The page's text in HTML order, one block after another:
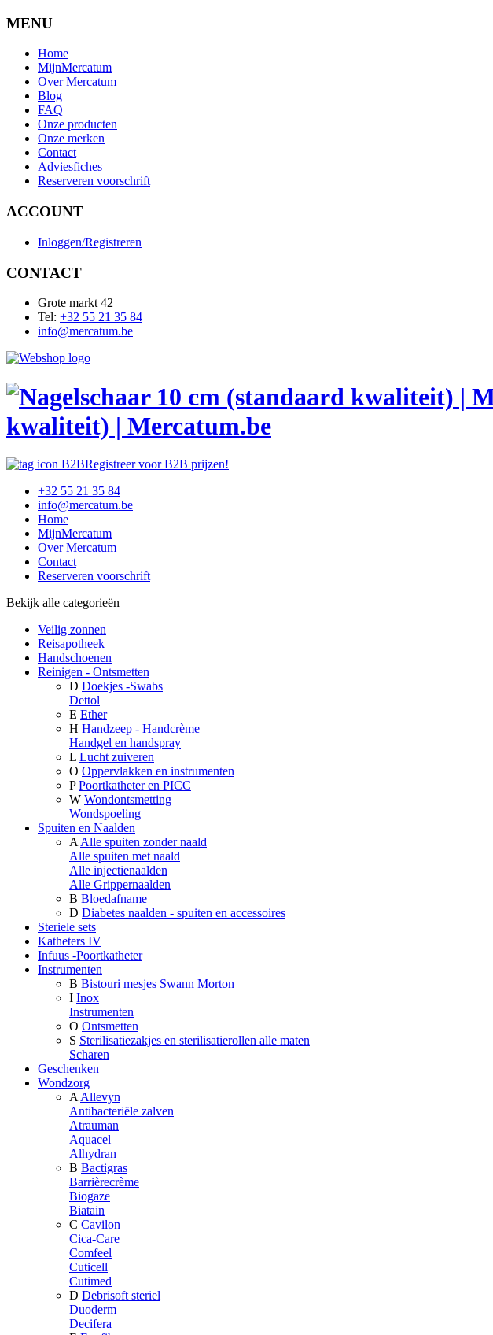
MENU
Home
MijnMercatum
Over Mercatum
Blog
FAQ
Onze producten
Onze merken
Contact
Adviesfiches
Reserveren voorschrift
ACCOUNT
Inloggen/Registreren
CONTACT
Grote markt 42
Tel: +32 55 21 35 84
info@mercatum.be
kwaliteit) | Mercatum.be
Registreer voor B2B prijzen!
+32 55 21 35 84
info@mercatum.be
Home
MijnMercatum
Over Mercatum
Contact
Reserveren voorschrift
Bekijk alle categorieën
Veilig zonnen
Reisapotheek
Handschoenen
Reinigen - Ontsmetten
D Doekjes -Swabs
Dettol
E Ether
H Handzeep - Handcrème
Handgel en handspray
L Lucht zuiveren
O Oppervlakken en instrumenten
P Poortkatheter en PICC
W Wondontsmetting
Wondspoeling
Spuiten en Naalden
A Alle spuiten zonder naald
Alle spuiten met naald
Alle injectienaalden
Alle Grippernaalden
B Bloedafname
D Diabetes naalden - spuiten en accessoires
Steriele sets
Katheters IV
Infuus -Poortkatheter
Instrumenten
B Bistouri mesjes Swann Morton
I Inox
Instrumenten
O Ontsmetten
S Sterilisatiezakjes en sterilisatierollen alle maten
Scharen
Geschenken
Wondzorg
A Allevyn
Antibacteriële zalven
Atrauman
Aquacel
Alhydran
B Bactigras
Barrièrecrème
Biogaze
Biatain
C Cavilon
Cica-Care
Comfeel
Cuticell
Cutimed
D Debrisoft steriel
Duoderm
Decifera